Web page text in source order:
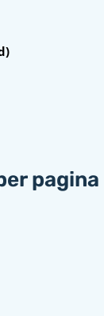
pagina